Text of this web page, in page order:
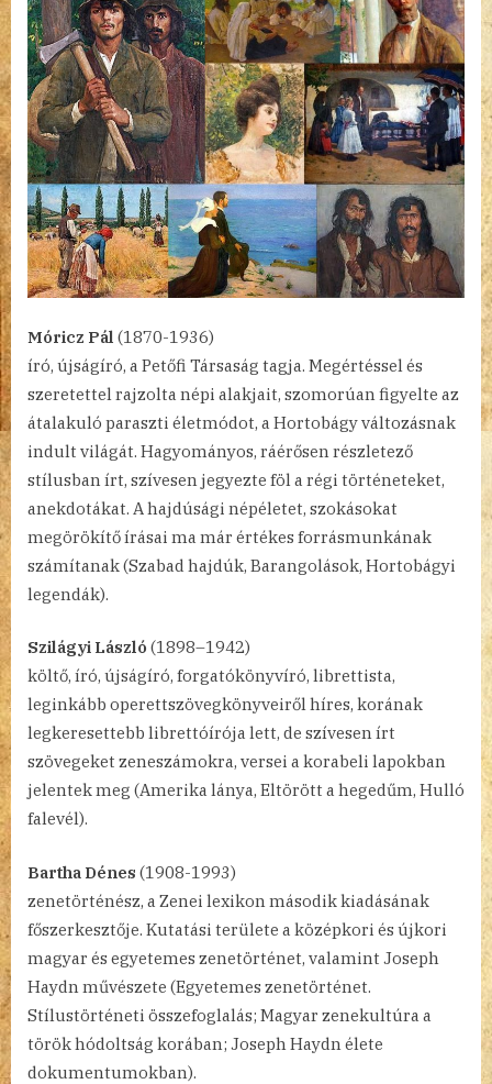
Móricz Pál (1870-1936)
író, újságíró, a Petőfi Társaság tagja. Megértéssel és
szeretettel rajzolta népi alakjait, szomorúan figyelte az
átalakuló paraszti életmódot, a Hortobágy változásnak
indult világát. Hagyományos, ráérősen részletező
stílusban írt, szívesen jegyezte föl a régi történeteket,
anekdotákat. A hajdúsági népéletet, szokásokat
megörökítő írásai ma már értékes forrásmunkának
számítanak (Szabad hajdúk, Barangolások, Hortobágyi
legendák).
Szilágyi László (1898–1942)
költő, író, újságíró, forgatókönyvíró, librettista,
leginkább operettszövegkönyveiről híres, korának
legkeresettebb librettóírója lett, de szívesen írt
szövegeket zeneszámokra, versei a korabeli lapokban
jelentek meg (Amerika lánya, Eltörött a hegedűm, Hulló
falevél).
Bartha Dénes (1908-1993)
zenetörténész, a Zenei lexikon második kiadásának
főszerkesztője. Kutatási területe a középkori és újkori
magyar és egyetemes zenetörténet, valamint Joseph
Haydn művészete (Egyetemes zenetörténet.
Stílustörténeti összefoglalás; Magyar zenekultúra a
török hódoltság korában; Joseph Haydn élete
dokumentumokban).